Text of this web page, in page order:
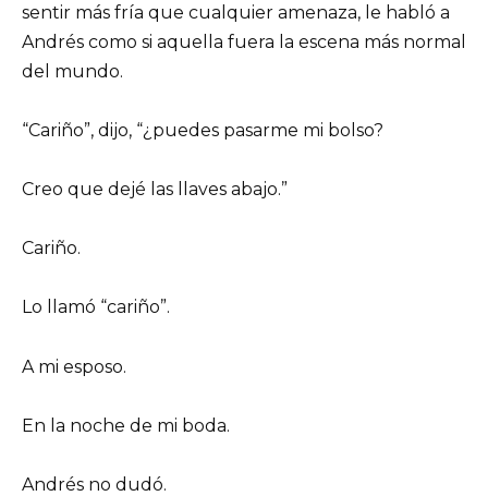
sentir más fría que cualquier amenaza, le habló a
Andrés como si aquella fuera la escena más normal
del mundo.
“Cariño”, dijo, “¿puedes pasarme mi bolso?
Creo que dejé las llaves abajo.”
Cariño.
Lo llamó “cariño”.
A mi esposo.
En la noche de mi boda.
Andrés no dudó.